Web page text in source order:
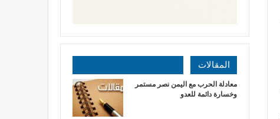
المقالات
​معادلة الحرب مع اليمن نصر مستمر
وخسارة دائمة للعدو